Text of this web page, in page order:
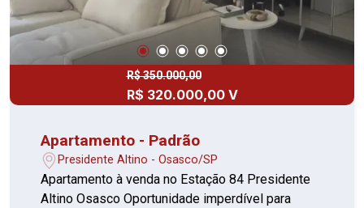
R$ 350.000,00
R$ 320.000,00 V
Apartamento - Padrão
Presidente Altino - Osasco/SP
Apartamento à venda no Estação 84 Presidente
Altino Osasco Oportunidade imperdível para